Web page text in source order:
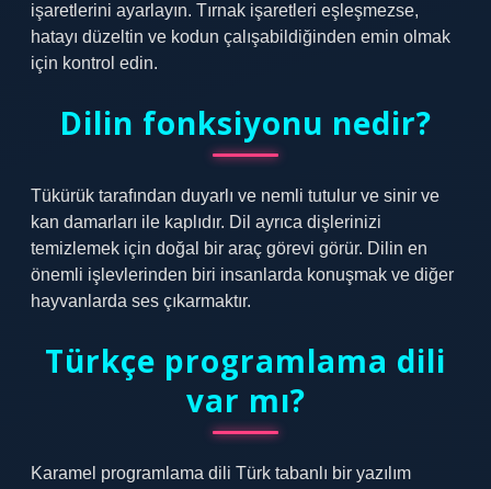
işaretlerini ayarlayın. Tırnak işaretleri eşleşmezse,
hatayı düzeltin ve kodun çalışabildiğinden emin olmak
için kontrol edin.
Dilin fonksiyonu nedir?
Tükürük tarafından duyarlı ve nemli tutulur ve sinir ve
kan damarları ile kaplıdır. Dil ayrıca dişlerinizi
temizlemek için doğal bir araç görevi görür. Dilin en
önemli işlevlerinden biri insanlarda konuşmak ve diğer
hayvanlarda ses çıkarmaktır.
Türkçe programlama dili
var mı?
Karamel programlama dili Türk tabanlı bir yazılım